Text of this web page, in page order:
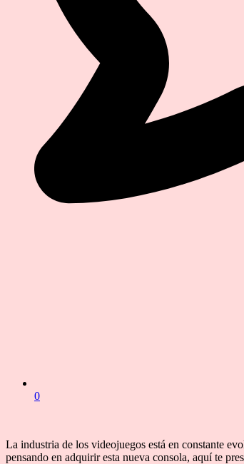
0
La industria de los videojuegos está en constante
pensando en adquirir esta nueva consola, aquí te